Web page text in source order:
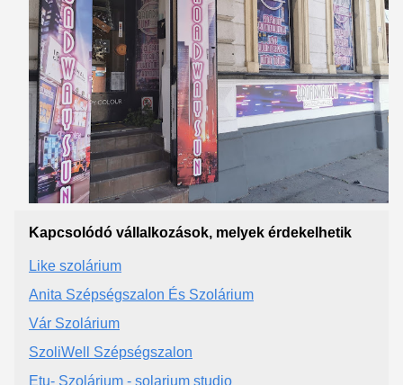
Kapcsolódó vállalkozások, melyek érdekelhetik
Like szolárium
Anita Szépségszalon És Szolárium
Vár Szolárium
SzoliWell Szépségszalon
Etu- Szolárium - solarium studio